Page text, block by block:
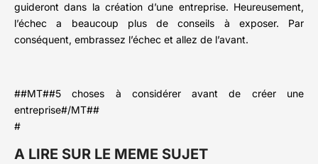
guideront dans la création d’une entreprise. Heureusement,
l’échec a beaucoup plus de conseils à exposer. Par
conséquent, embrassez l’échec et allez de l’avant.
##MT##5 choses à considérer avant de créer une
entreprise#/MT##
#
A LIRE SUR LE MEME SUJET